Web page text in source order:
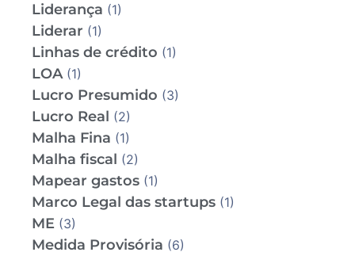
Liderança (1)
Liderar (1)
Linhas de crédito (1)
LOA(1)
Lucro Presumido (3)
Lucro Real (2)
Malha Fina (1)
Malha fiscal (2)
Mapear gastos (1)
Marco Legal das startups (1)
ME (3)
Medida Provisória (6)